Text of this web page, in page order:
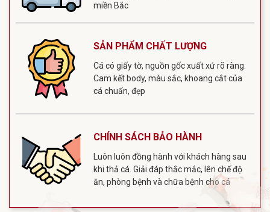
miền Bắc
SẢN PHẨM CHẤT LƯỢNG
Cá có giấy tờ, nguồn gốc xuất xứ rõ ràng.
Cam kết body, màu sắc, khoang cắt của
cá chuẩn, đẹp
CHÍNH SÁCH BẢO HÀNH
Luôn luôn đồng hành với khách hàng sau
khi thả cá. Giải đáp thắc mắc, lên chế độ
ăn, phòng bệnh và chữa bệnh cho cá